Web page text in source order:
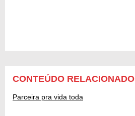
CONTEÚDO RELACIONADO
Parceira pra vida toda